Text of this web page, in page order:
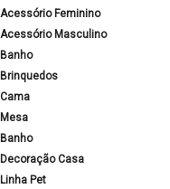
Acessório Feminino
Acessório Masculino
Banho
Brinquedos
Cama
Mesa
Banho
Decoração Casa
Linha Pet